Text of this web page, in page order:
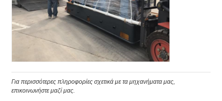
Για περισσότερες πληροφορίες σχετικά με τα μηχανήματα μας,
επικοινωνήστε μαζί μας.